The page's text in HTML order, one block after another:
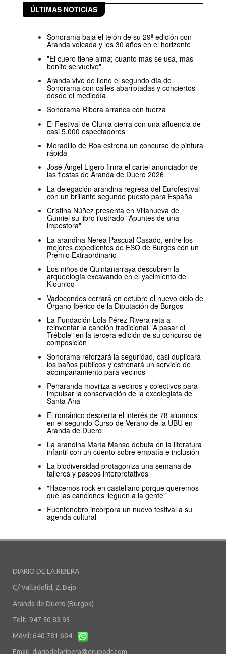
ÚLTIMAS NOTICIAS
Sonorama baja el telón de su 29ª edición con
Aranda volcada y los 30 años en el horizonte
"El cuero tiene alma; cuanto más se usa, más
bonito se vuelve"
Aranda vive de lleno el segundo día de
Sonorama con calles abarrotadas y conciertos
desde el mediodía
Sonorama Ribera arranca con fuerza
El Festival de Clunia cierra con una afluencia de
casi 5.000 espectadores
Moradillo de Roa estrena un concurso de pintura
rápida
José Ángel Ligero firma el cartel anunciador de
las fiestas de Aranda de Duero 2026
La delegación arandina regresa del Eurofestival
con un brillante segundo puesto para España
Cristina Núñez presenta en Villanueva de
Gumiel su libro ilustrado "Apuntes de una
impostora"
La arandina Nerea Pascual Casado, entre los
mejores expedientes de ESO de Burgos con un
Premio Extraordinario
Los niños de Quintanarraya descubren la
arqueología excavando en el yacimiento de
Klounioq
Vadocondes cerrará en octubre el nuevo ciclo de
Órgano Ibérico de la Diputación de Burgos
La Fundación Lola Pérez Rivera reta a
reinventar la canción tradicional "A pasar el
Trébole" en la tercera edición de su concurso de
composición
Sonorama reforzará la seguridad, casi duplicará
los baños públicos y estrenará un servicio de
acompañamiento para vecinos
Peñaranda moviliza a vecinos y colectivos para
impulsar la conservación de la excolegiata de
Santa Ana
El románico despierta el interés de 78 alumnos
en el segundo Curso de Verano de la UBU en
Aranda de Duero
La arandina María Manso debuta en la literatura
infantil con un cuento sobre empatía e inclusión
La biodiversidad protagoniza una semana de
talleres y paseos interpretativos
"Hacemos rock en castellano porque queremos
que las canciones lleguen a la gente"
Fuentenebro incorpora un nuevo festival a su
agenda cultural
DIARIO DE LA RIBERA
C/ Valladolid, 2, Bajo
Aranda de Duero (Burgos)
Telf.: 947 50 83 93
Móvil: 640 781 604
Email: diariodelaribera@grupodr.com